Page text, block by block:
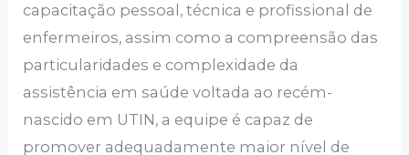
capacitação pessoal, técnica e profissional de
enfermeiros, assim como a compreensão das
particularidades e complexidade da
assistência em saúde voltada ao recém-
nascido em UTIN, a equipe é capaz de
promover adequadamente maior nível de